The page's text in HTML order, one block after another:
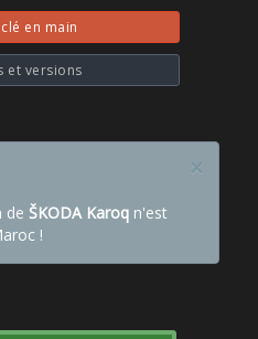
en main
et versions
×
de ŠKODA Karoq n'est
!